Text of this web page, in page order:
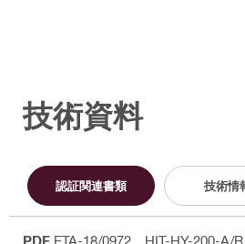
技術資料
認証関連書類 技術情